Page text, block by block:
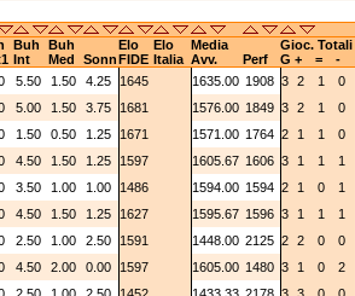
Buh Buh Elo Elo Media Gioc. Totali
Int Med SonnFIDE Italia Avv. Perf G + = -
5.50 1.50 4.25 1645 1635.00 1908 3 2 1 0
5.00 1.50 3.75 1681 1576.00 1849 3 2 1 0
1.50 0.50 1.25 1671 1571.00 1764 2 1 1 0
4.50 1.50 1.25 1597 1605.67 1606 3 1 1 1
3.50 1.00 1.00 1486 1594.00 1594 2 1 0 1
4.50 1.50 1.25 1627 1595.67 1596 3 1 1 1
2.50 1.00 2.50 1591 1448.00 2125 2 2 0 0
4.50 2.00 0.00 1597 1605.00 1480 3 1 0 2